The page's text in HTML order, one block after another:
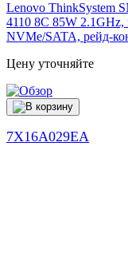
Lenovo ThinkSystem
4110 8C 85W 2.1GHz,
NVMe/SATA, рейд-
Цену уточняйте
7X16A029EA